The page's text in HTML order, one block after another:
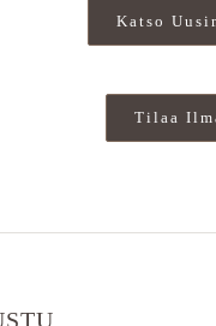
Katso
Tilaa